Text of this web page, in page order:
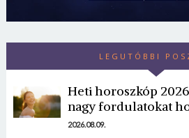
LEGUTÓBBI
Heti horoszkóp
nagy fordulatokat
2026.08.09.